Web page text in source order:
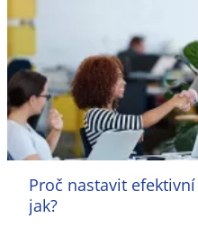
Proč nastavit
jak?